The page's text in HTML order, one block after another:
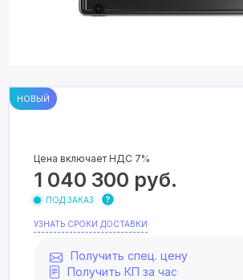
НОВЫЙ
Цена включает НДС 7%
1 040 300 руб.
ПОД ЗАКАЗ
УЗНАТЬ СРОКИ ДОСТАВКИ
Получить спец. цену
Получить КП за час